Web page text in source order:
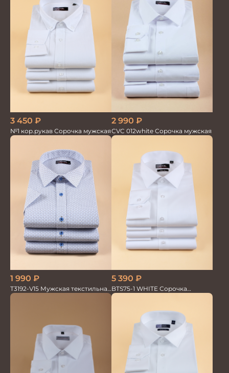
3 450 ₽
№1 кор.рукав Сорочка мужская
2 990 ₽
CVC 012white Сорочка мужская
1 990 ₽
T3192-V15 Мужская текстильная
рубашка / Сорочка
5 390 ₽
BTS75-1 WHITE Сорочка
мужская лайкра бамбук